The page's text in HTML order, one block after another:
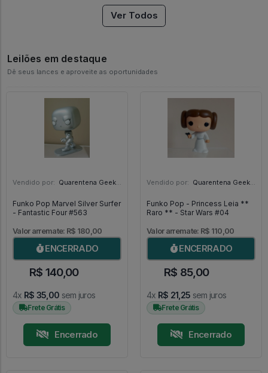
Ver Todos
Leilões em destaque
Dê seus lances e aproveite as oportunidades
Vendido por: Quarentena Geek Store - SP
Funko Pop Marvel Silver Surfer
- Fantastic Four #563
Valor arremate: R$ 180,00
ENCERRADO
R$ 140,00
4x R$ 35,00 sem juros
Frete Grátis
Encerrado
Vendido por: Quarentena Geek Store - SP
Funko Pop - Princess Leia **
Raro ** - Star Wars #04
Valor arremate: R$ 110,00
ENCERRADO
R$ 85,00
4x R$ 21,25 sem juros
Frete Grátis
Encerrado